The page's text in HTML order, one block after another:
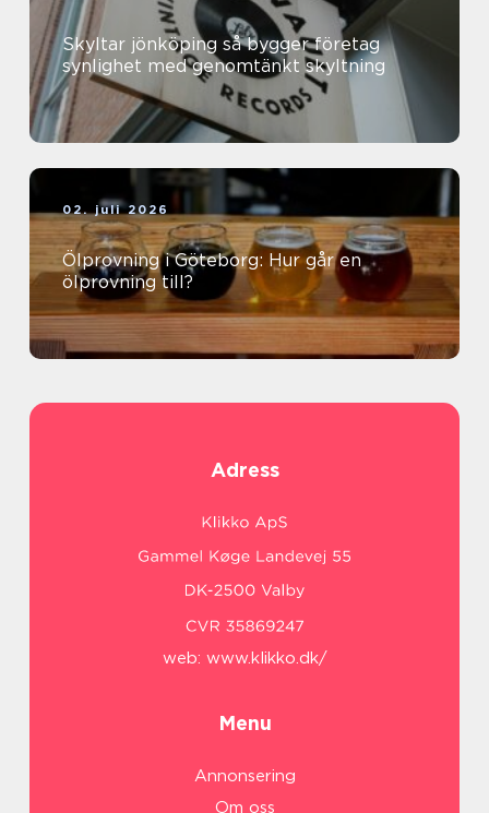
Skyltar jönköping så bygger företag
synlighet med genomtänkt skyltning
02. juli 2026
Ölprovning i Göteborg: Hur går en
ölprovning till?
Adress
web: www.klikko.dk/
Menu
Annonsering
Om oss